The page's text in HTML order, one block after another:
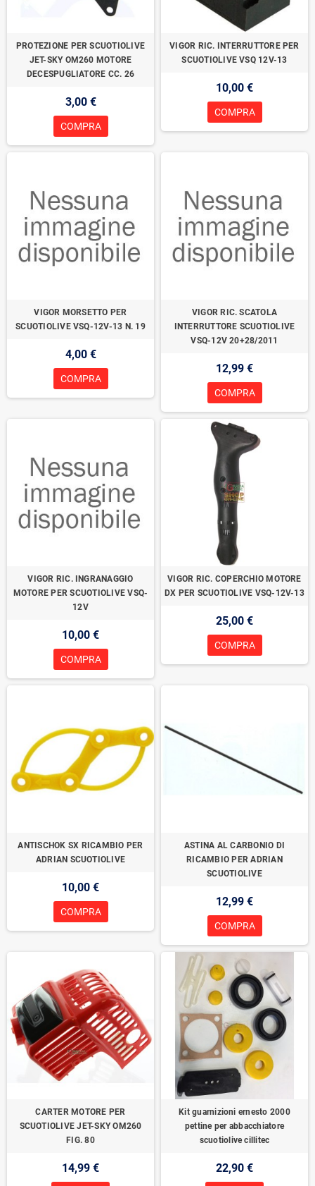
PROTEZIONE PER SCUOTIOLIVE
JET-SKY OM260 MOTORE
DECESPUGLIATORE CC. 26
3,00 €
COMPRA
VIGOR RIC. INTERRUTTORE PER
SCUOTIOLIVE VSQ 12V-13
10,00 €
COMPRA
VIGOR MORSETTO PER
SCUOTIOLIVE VSQ-12V-13 N. 19
4,00 €
COMPRA
VIGOR RIC. SCATOLA
INTERRUTTORE SCUOTIOLIVE
VSQ-12V 20+28/2011
12,99 €
COMPRA
VIGOR RIC. INGRANAGGIO
MOTORE PER SCUOTIOLIVE VSQ-
12V
10,00 €
COMPRA
VIGOR RIC. COPERCHIO MOTORE
DX PER SCUOTIOLIVE VSQ-12V-13
25,00 €
COMPRA
ANTISCHOK SX RICAMBIO PER
ADRIAN SCUOTIOLIVE
10,00 €
COMPRA
ASTINA AL CARBONIO DI
RICAMBIO PER ADRIAN
SCUOTIOLIVE
12,99 €
COMPRA
CARTER MOTORE PER
SCUOTIOLIVE JET-SKY OM260
FIG. 80
14,99 €
Kit guarnizioni ernesto 2000
pettine per abbacchiatore
scuotiolive cillitec
22,90 €